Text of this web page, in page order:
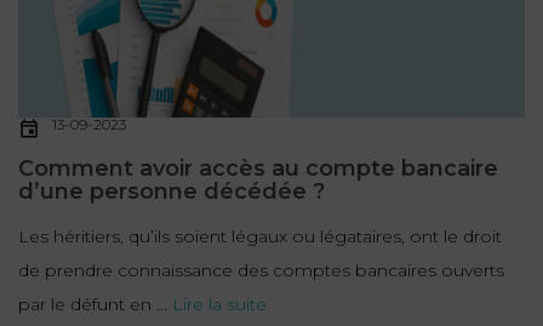
13-09-2023
Comment avoir accès au compte bancaire
d’une personne décédée ?
Les héritiers, qu’ils soient légaux ou légataires, ont le droit
de prendre connaissance des comptes bancaires ouverts
par le défunt en ... Lire la suite